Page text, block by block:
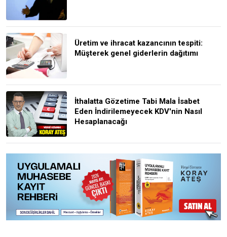
Üretim ve ihracat kazancının tespiti:
Müşterek genel giderlerin dağıtımı
İthalatta Gözetime Tabi Mala İsabet
Eden İndirilemeyecek KDV'nin Nasıl
Hesaplanacağı